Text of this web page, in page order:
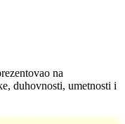
na
duhovnosti, umetnosti i